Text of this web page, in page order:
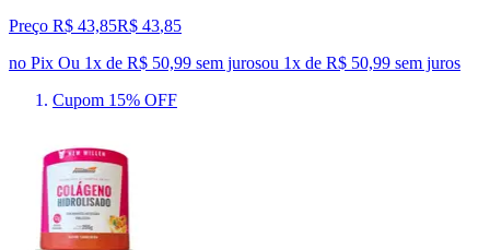
Preço R$ 43,85R$ 43,85
no Pix Ou 1x de R$ 50,99 sem jurosou 1x de R$ 50,99 sem juros
Cupom 15% OFF